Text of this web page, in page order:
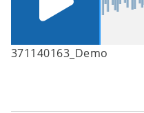
371140163_Demo